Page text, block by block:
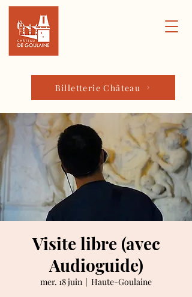
Billetterie Château
Visite libre (avec
Audioguide)
mer. 18 juin
  |
Haute-Goulaine